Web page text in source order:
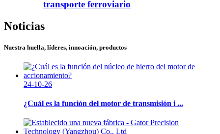
transporte ferroviario
Noticias
Nuestra huella, líderes, innoación, productos
24-10-26
¿Cuál es la función del motor de transmisión i ...